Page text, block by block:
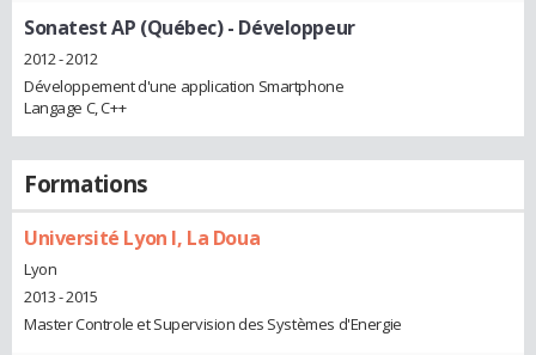
Sonatest AP (Québec)- Développeur
2012 - 2012
Développement d'une application Smartphone
Langage C, C++
Formations
Université Lyon I, La Doua
Lyon
2013 - 2015
Master Controle et Supervision des Systèmes d'Energie